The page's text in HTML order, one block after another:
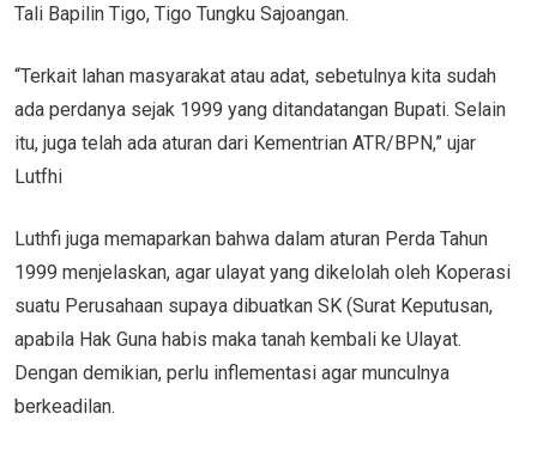
Tali Bapilin Tigo, Tigo Tungku Sajoangan.
“Terkait lahan masyarakat atau adat, sebetulnya kita sudah
ada perdanya sejak 1999 yang ditandatangan Bupati. Selain
itu, juga telah ada aturan dari Kementrian ATR/BPN,” ujar
Lutfhi
Luthfi juga memaparkan bahwa dalam aturan Perda Tahun
1999 menjelaskan, agar ulayat yang dikelolah oleh Koperasi
suatu Perusahaan supaya dibuatkan SK (Surat Keputusan,
apabila Hak Guna habis maka tanah kembali ke Ulayat.
Dengan demikian, perlu inflementasi agar munculnya
berkeadilan.